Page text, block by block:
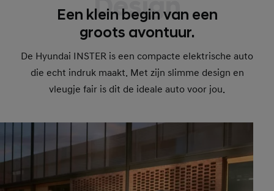
Design
Een klein begin van een
groots avontuur.
De Hyundai INSTER is een compacte elektrische auto
die echt indruk maakt. Met zijn slimme design en
vleugje fair is dit de ideale auto voor jou.